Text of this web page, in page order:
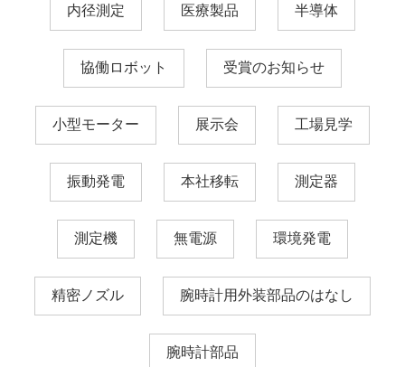
内径測定 医療製品 半導体
協働ロボット 受賞のお知らせ
小型モーター 展示会 工場見学
振動発電 本社移転 測定器
測定機 無電源 環境発電
精密ノズル 腕時計用外装部品のはなし
腕時計部品